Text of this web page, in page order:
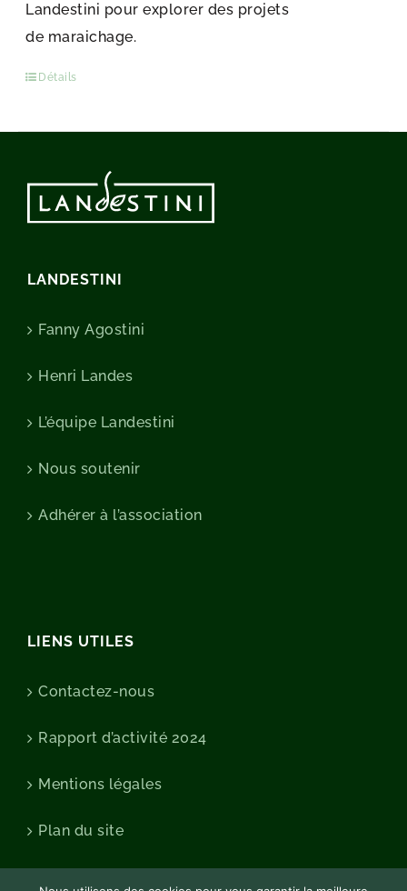
Landestini pour explorer des projets
de maraichage.
Détails
LANDESTINI
Fanny Agostini
Henri Landes
L’équipe Landestini
Nous soutenir
Adhérer à l’association
LIENS UTILES
Contactez-nous
Rapport d’activité 2024
Mentions légales
Plan du site